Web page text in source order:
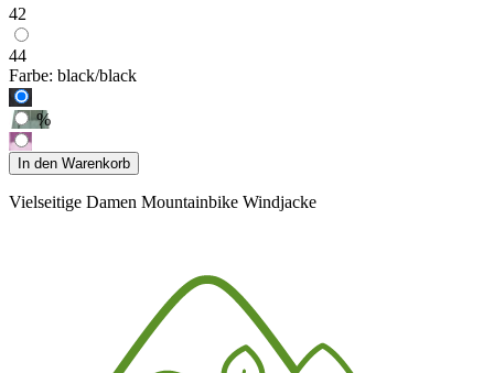
42
44
Farbe: black/black
%
In den Warenkorb
Vielseitige Damen Mountainbike Windjacke